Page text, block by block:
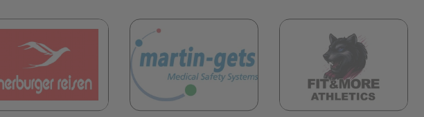
neuem Tab) (öffnet in neuem Tab)
(öffnet in neuem Tab)